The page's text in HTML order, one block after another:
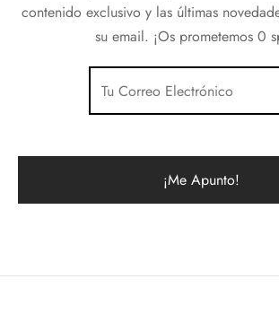
contenido exclusivo y las últimas
su email. ¡Os prometemos 0